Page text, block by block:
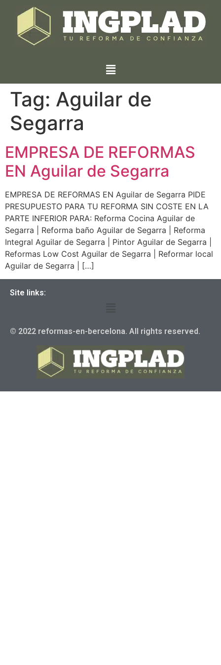
Tag: Aguilar de
Segarra
EMPRESA DE REFORMAS
EN Aguilar de Segarra
EMPRESA DE REFORMAS EN Aguilar de Segarra PIDE
PRESUPUESTO PARA TU REFORMA SIN COSTE EN LA
PARTE INFERIOR PARA: Reforma Cocina Aguilar de
Segarra | Reforma baño Aguilar de Segarra | Reforma
Integral Aguilar de Segarra | Pintor Aguilar de Segarra |
Reformas Low Cost Aguilar de Segarra | Reformar local
Aguilar de Segarra | […]
Site links:
© 2022 reformas-en-bercelona. All rights reserved.